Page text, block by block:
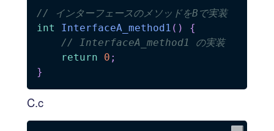
// インターフェースのメソッドをBで実装
int
InterfaceA_method1 ( )
{
// InterfaceA_method1 の実装
return
0 ;
}
C.c